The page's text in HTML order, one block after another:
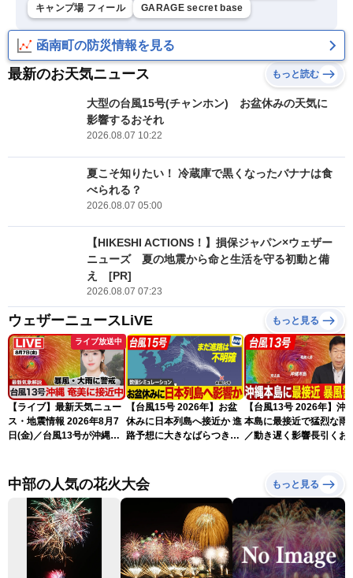
キャンプ場 フィール
GARAGE secret base
函南町の防災情報を見る
最新のお天気ニュース もっと読む
大型の台風15号(チャンホン) お盆休みの天気に
影響するおそれ
2026.08.07 10:22
夏こそ知りたい！ 冷蔵庫で黒くなったバナナは食
べられる？
2026.08.07 05:00
【HIKESHI ACTIONS！】損保ジャパン×ウェザー
ニューズ 夏の地震から命と生活を守る初動と備
え [PR]
2026.08.07 07:23
ウェザーニュースLiVE もっと見る
ライブ放送中
【ライブ】最新天気ニュー
ス・地震情報 2026年8月7
日(金)／台風13号が沖縄・
ュースLiVEアフタヌーン・
小林李衣奈／内藤邦裕〉
【台風15号 2026年】お盆
休みに日本列島へ接近か 進
路予想に大きなばらつき
【台風13号 2026年】沖
本島に最接近で猛烈な雨
／動き遅く影響長引くお
中部の人気の花火大会 もっと見る